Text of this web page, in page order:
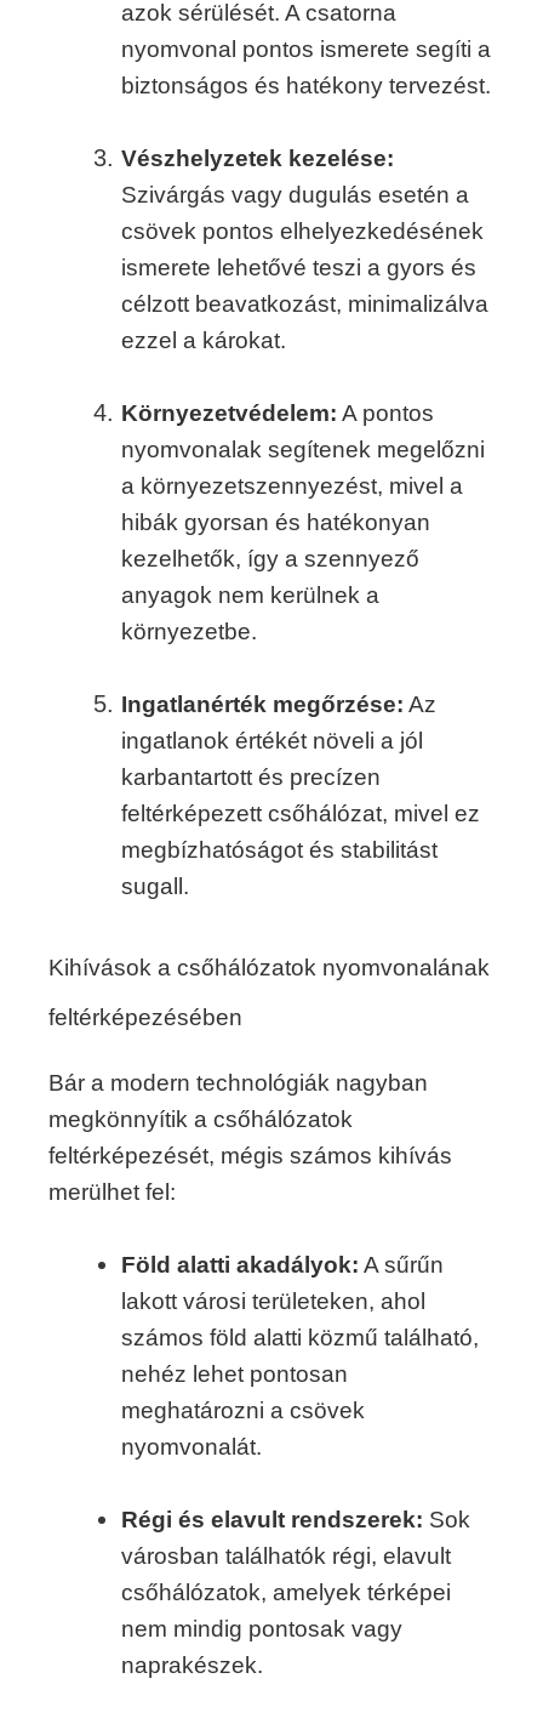
azok sérülését. A csatorna
nyomvonal pontos ismerete segíti a
biztonságos és hatékony tervezést.
Vészhelyzetek kezelése:
Szivárgás vagy dugulás esetén a
csövek pontos elhelyezkedésének
ismerete lehetővé teszi a gyors és
célzott beavatkozást, minimalizálva
ezzel a károkat.
Környezetvédelem: A pontos
nyomvonalak segítenek megelőzni
a környezetszennyezést, mivel a
hibák gyorsan és hatékonyan
kezelhetők, így a szennyező
anyagok nem kerülnek a
környezetbe.
Ingatlanérték megőrzése: Az
ingatlanok értékét növeli a jól
karbantartott és precízen
feltérképezett csőhálózat, mivel ez
megbízhatóságot és stabilitást
sugall.
Kihívások a csőhálózatok nyomvonalának
feltérképezésében
Bár a modern technológiák nagyban
megkönnyítik a csőhálózatok
feltérképezését, mégis számos kihívás
merülhet fel:
Föld alatti akadályok: A sűrűn
lakott városi területeken, ahol
számos föld alatti közmű található,
nehéz lehet pontosan
meghatározni a csövek
nyomvonalát.
Régi és elavult rendszerek: Sok
városban találhatók régi, elavult
csőhálózatok, amelyek térképei
nem mindig pontosak vagy
naprakészek.